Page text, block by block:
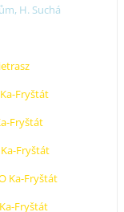
H. Suchá
Fryštát
Fryštát
Fryštát
Ka-Fryštát
Fryštát